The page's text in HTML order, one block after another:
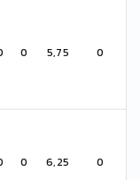
0 5,75 0
0 6,25 0